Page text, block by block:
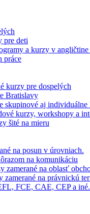
pre deti
a kurzy v
práce
kurzy pre dospelých
Bratislavy
skupinové aj individuálne
kurzy, workshopy a
šité na mieru
na posun v úrovniach.
na komunikáciu
zamerané na oblasť
zamerané na právnickú
FCE, CAE, CEP a iné.